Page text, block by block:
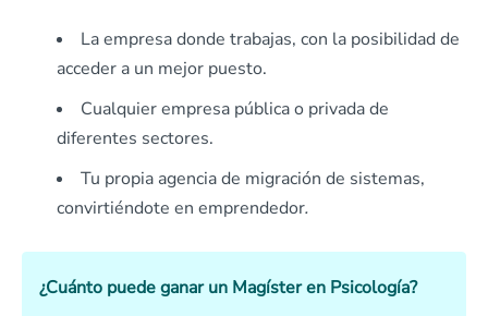
La empresa donde trabajas, con la posibilidad de
acceder a un mejor puesto.
Cualquier empresa pública o privada de
diferentes sectores.
Tu propia agencia de migración de sistemas,
convirtiéndote en emprendedor.
¿Cuánto puede ganar un Magíster en Psicología?